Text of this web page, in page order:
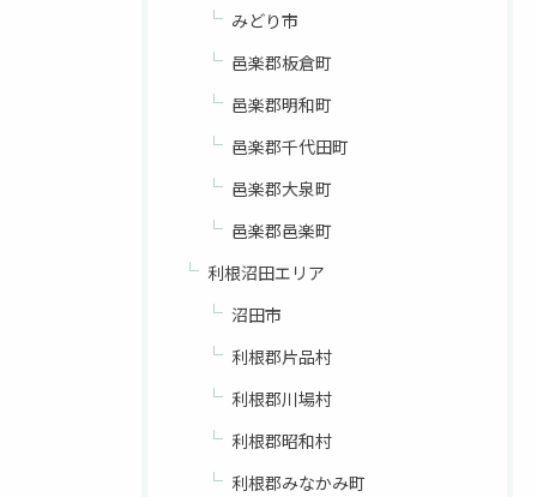
みどり市
邑楽郡板倉町
邑楽郡明和町
邑楽郡千代田町
邑楽郡大泉町
邑楽郡邑楽町
利根沼田エリア
沼田市
利根郡片品村
利根郡川場村
利根郡昭和村
利根郡みなかみ町